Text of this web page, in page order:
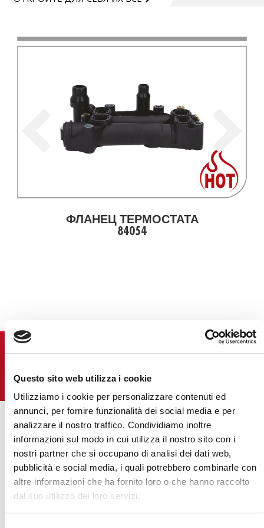
Questo sito web utilizza i cookie
Utilizziamo i cookie per personalizzare contenuti ed
annunci, per fornire funzionalità dei social media e per
analizzare il nostro traffico. Condividiamo inoltre
informazioni sul modo in cui utilizza il nostro sito con i
nostri partner che si occupano di analisi dei dati web,
pubblicità e social media, i quali potrebbero combinarle con
altre informazioni che ha fornito loro o che hanno raccolto
dal suo utilizzo dei loro servizi.
ФЛАНЕЦ ТЕРМОСТАТА
84054
НОВОСТИ
ВСЕ НОВОСТИ